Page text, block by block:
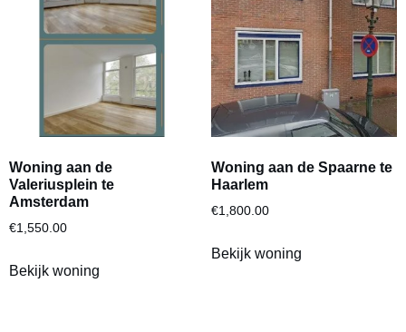
Woning aan de
Valeriusplein te
Amsterdam
€1,550.00
Bekijk woning
Woning aan de Spaarne te
Haarlem
€1,800.00
Bekijk woning